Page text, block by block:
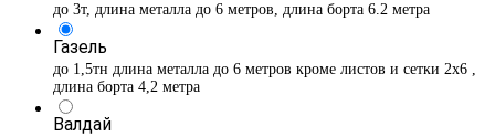
до 3т, длина металла до 6 метров, длина борта 6.2 метра
Газель
до 1,5тн длина металла до 6 метров кроме листов и сетки 2х6 ,
длина борта 4,2 метра
Валдай